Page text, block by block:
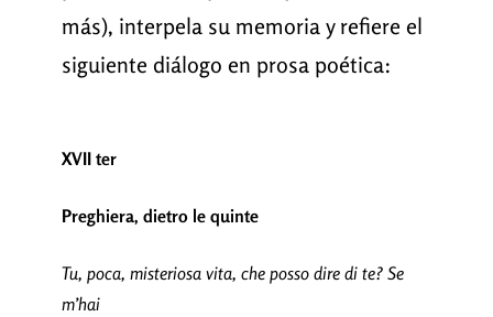
más), interpela su memoria y refiere el
siguiente diálogo en prosa poética:
XVII ter
Preghiera, dietro le quinte
Tu, poca, misteriosa vita, che posso dire di te? Se
m’hai